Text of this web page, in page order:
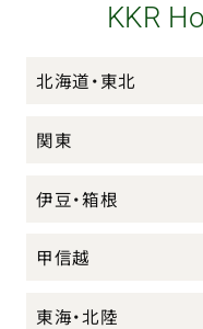
KKR
北海道・東北
関東
伊豆・箱根
甲信越
東海・北陸